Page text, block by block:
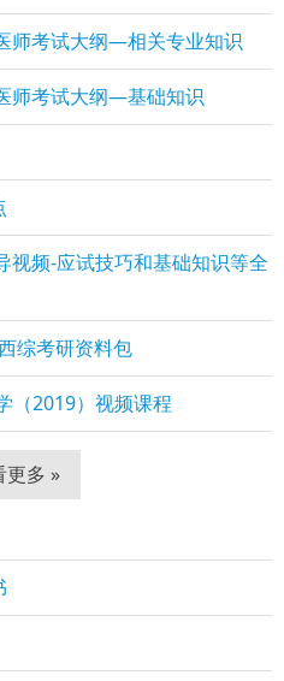
师考试大纲—相关专业知识
师考试大纲—基础知识
视频-应试技巧和基础知识等全
综考研资料包
（2019）视频课程
更多 »